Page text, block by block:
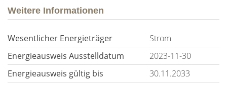
Weitere Informationen
Wesentlicher Energieträger
Strom
Energieausweis Ausstelldatum
2023-11-30
Energieausweis gültig bis
30.11.2033